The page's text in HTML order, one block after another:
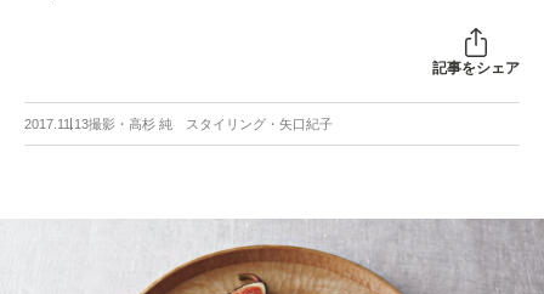
記事をシェア
2017.11.13撮影・高杉 純 スタイリング・矢口紀子